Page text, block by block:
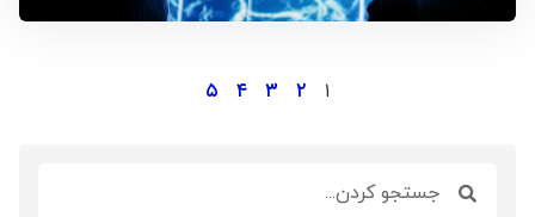
۱ ۲ ۳ ۴ ۵